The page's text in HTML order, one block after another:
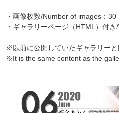
・画像枚数/Number of images：30
・ギャラリーページ（HTML）付
※以前に公開していたギャラリーと
※It is the same content as the